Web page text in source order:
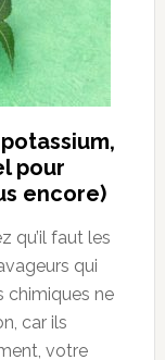
pour
encore)
qu’il faut les
qui
chimiques ne
car ils
votre